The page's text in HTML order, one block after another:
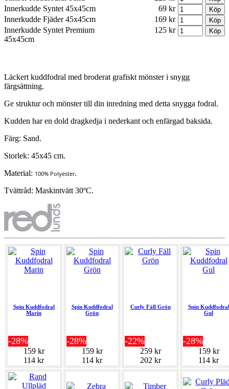
Innerkudde Syntet 45x45cm
69 kr
Innerkudde Fjäder 45x45cm
169 kr
Innerkudde Syntet Premium
45x45cm
125 kr
Läckert kuddfodral med broderat grafiskt mönster i snygg
färgsättning.
Ge struktur och mönster till din inredning med detta snygga fodral.
Kudden har en dold dragkedja i nederkant och enfärgad baksida.
Färg: Sand.
Storlek: 45x45 cm.
Material: 100% Polyester.
Tvättråd: Maskintvätt 30ºC.
Spin Kuddfodral
Marin
-28%
159 kr
114 kr
Spin Kuddfodral
Grön
-28%
159 kr
114 kr
Curly Fäll Grön
-22%
259 kr
202 kr
Spin Kuddfodral
Gul
-28%
159 kr
114 kr